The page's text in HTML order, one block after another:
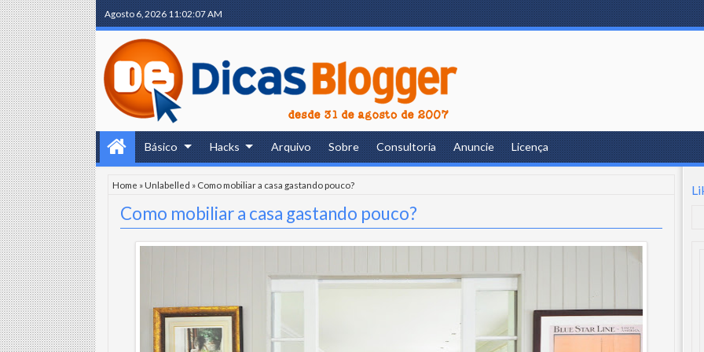
Agosto 6, 2026 11:02:08 AM
Básico Hacks Arquivo Sobre Consultoria Anuncie Licença
Home »Unlabelled » Como mobiliar a casa gastando pouco?
Como mobiliar a casa gastando pouco?